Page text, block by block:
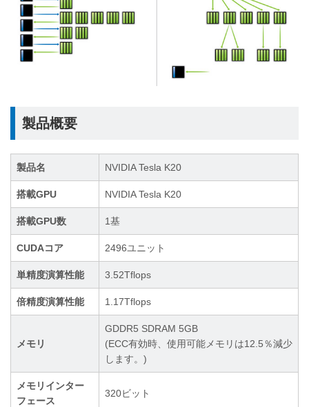
製品概要
製品名 NVIDIA Tesla K20
搭載GPU NVIDIA Tesla K20
搭載GPU数 1基
CUDAコア 2496ユニット
単精度演算性能 3.52Tflops
倍精度演算性能 1.17Tflops
メモリ
GDDR5 SDRAM 5GB
(ECC有効時、使用可能メモリは12.5％減少
します。)
メモリインター
フェース
320ビット